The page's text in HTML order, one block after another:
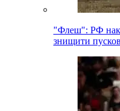
"Флеш": РФ
знищити